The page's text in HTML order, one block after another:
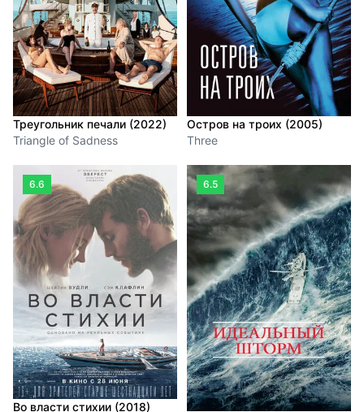
Треугольник печали (2022)
Triangle of Sadness
Остров на троих (2005)
Three
6.6
Во власти стихии (2018)
6.5